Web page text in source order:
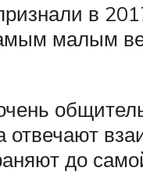
в
малым
отвечают
до